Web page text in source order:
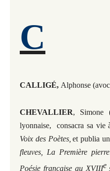
C
CALLIGÉ, Alphonse
CHEVALLIER, Simone
lyonnaise, consacra sa vie
Voix des Poètes, et publia
fleuves, La Première pierre
Poésie française au XVIIIe